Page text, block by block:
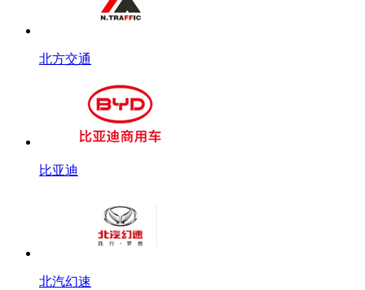
北方交通
比亚迪
北汽幻速